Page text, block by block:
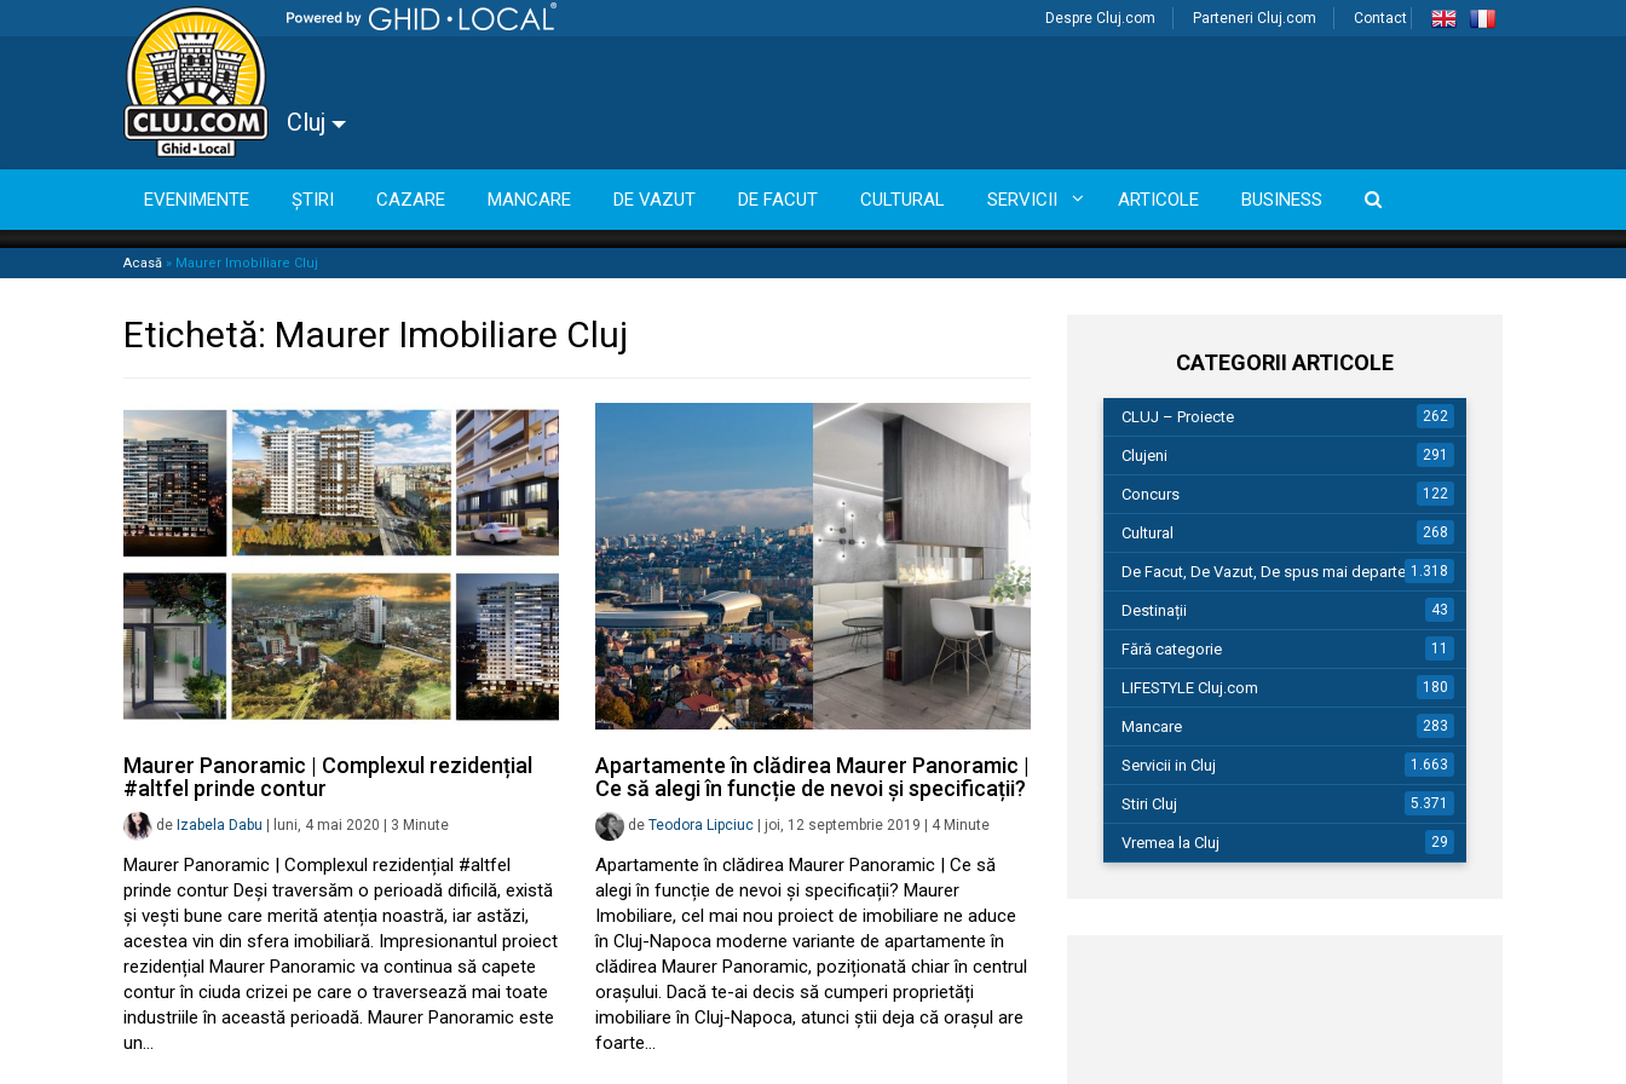
Despre Cluj.com Parteneri Cluj.com Contact
Cluj
EVENIMENTE ȘTIRI CAZARE MANCARE DE VAZUT DE FACUT CULTURAL SERVICII ARTICOLE BUSINESS
Acasă » Maurer Imobiliare Cluj
Etichetă: Maurer Imobiliare Cluj
Maurer Panoramic | Complexul rezidențial
#altfel prinde contur
de Izabela Dabu luni, 4 mai 2020 3 Minute
Maurer Panoramic | Complexul rezidențial #altfel
prinde contur Deși traversăm o perioadă dificilă, există
și vești bune care merită atenția noastră, iar astăzi,
acestea vin din sfera imobiliară. Impresionantul proiect
rezidențial Maurer Panoramic va continua să capete
contur în ciuda crizei pe care o traversează mai toate
industriile în această perioadă. Maurer Panoramic este
un…
Apartamente în clădirea Maurer Panoramic |
Ce să alegi în funcție de nevoi și specificații?
de Teodora Lipciuc joi, 12 septembrie 2019 4 Minute
Apartamente în clădirea Maurer Panoramic | Ce să
alegi în funcție de nevoi și specificații? Maurer
Imobiliare, cel mai nou proiect de imobiliare ne aduce
în Cluj-Napoca moderne variante de apartamente în
clădirea Maurer Panoramic, poziționată chiar în centrul
orașului. Dacă te-ai decis să cumperi proprietăți
imobiliare în Cluj-Napoca, atunci știi deja că orașul are
foarte…
CATEGORII ARTICOLE
CLUJ – Proiecte 262
Clujeni 291
Concurs 122
Cultural 268
De Facut, De Vazut, De spus mai departe…1.318
Destinații 43
Fără categorie 11
LIFESTYLE Cluj.com 180
Mancare 283
Servicii in Cluj 1.663
Stiri Cluj 5.371
Vremea la Cluj 29